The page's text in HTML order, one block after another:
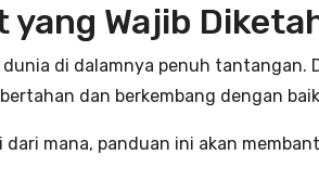
Wajib
di dalamnya penuh tantangan.
dan berkembang dengan
dari mana, panduan ini akan